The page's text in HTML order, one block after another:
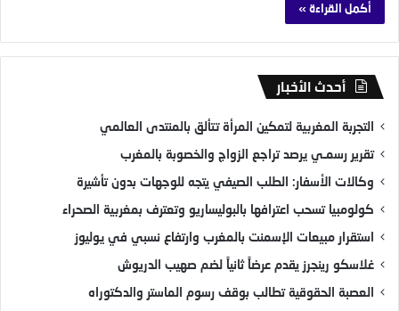
أكمل القراءة »
أحدث الأخبار
التجربة المغربية لتمكين المرأة تتألق بالمنتدى العالمي
تقرير رسمـي يرصد تراجع الزواج والخصوبة بالمغرب
وكالات الأسفار: الطلب الصيفي يتجه للوجهات بدون تأشيرة
كولومبيا تسحب اعترافها بالبوليساريو وتعترف بمغربية الصحراء
استقرار مبيعات الإسمنت بالمغرب وارتفاع نسبي في يوليوز
غلاسكو رينجرز يقدم عرضاً ثانياً لضم صهيب الدريوش
العصبة الحقوقية تطالب بوقف رسوم الماستر والدكتوراه